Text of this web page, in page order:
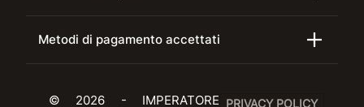
Metodi di pagamento accettati
© 2026 - IMPERATORE PRIVACY POLICY